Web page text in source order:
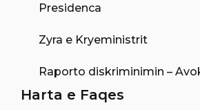
Presidenca
Zyra e Kryeministrit
Raporto diskriminimin –
Harta e Faqes